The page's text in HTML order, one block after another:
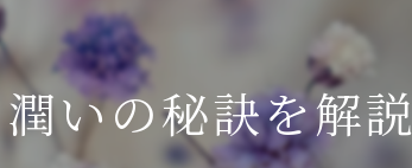
矯正
リートメント
お客様の声
いの秘訣を解説